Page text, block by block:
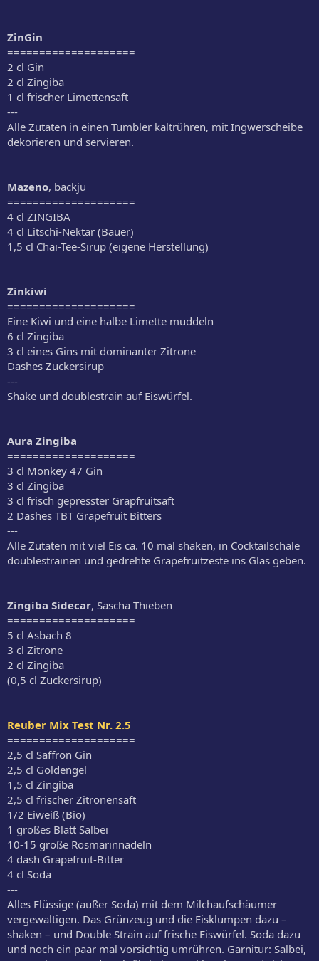
ZinGin
====================
2 cl Gin
2 cl Zingiba
1 cl frischer Limettensaft
---
Alle Zutaten in einen Tumbler kaltrühren, mit Ingwerscheibe
dekorieren und servieren.
Mazeno, backju
====================
4 cl ZINGIBA
4 cl Litschi-Nektar (Bauer)
1,5 cl Chai-Tee-Sirup (eigene Herstellung)
Zinkiwi
====================
Eine Kiwi und eine halbe Limette muddeln
6 cl Zingiba
3 cl eines Gins mit dominanter Zitrone
Dashes Zuckersirup
---
Shake und doublestrain auf Eiswürfel.
Aura Zingiba
====================
3 cl Monkey 47 Gin
3 cl Zingiba
3 cl frisch gepresster Grapfruitsaft
2 Dashes TBT Grapefruit Bitters
---
Alle Zutaten mit viel Eis ca. 10 mal shaken, in Cocktailschale
doublestrainen und gedrehte Grapefruitzeste ins Glas geben.
Zingiba Sidecar, Sascha Thieben
====================
5 cl Asbach 8
3 cl Zitrone
2 cl Zingiba
(0,5 cl Zuckersirup)
Reuber Mix Test Nr. 2.5
====================
2,5 cl Saffron Gin
2,5 cl Goldengel
1,5 cl Zingiba
2,5 cl frischer Zitronensaft
1/2 Eiweiß (Bio)
1 großes Blatt Salbei
10-15 große Rosmarinnadeln
4 dash Grapefruit-Bitter
4 cl Soda
---
Alles Flüssige (außer Soda) mit dem Milchaufschäumer
vergewaltigen. Das Grünzeug und die Eisklumpen dazu –
shaken – und Double Strain auf frische Eiswürfel. Soda dazu
und noch ein paar mal vorsichtig umrühren. Garnitur: Salbei,